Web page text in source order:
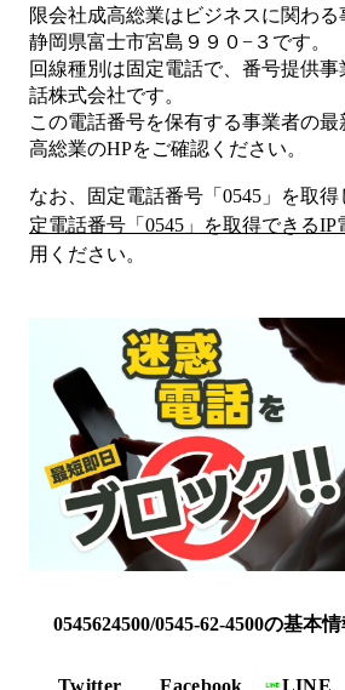
限会社成高総業は ビジネスに関わる
静岡県富士市宮島９９０−３ です。
回線種別は固定電話で、番号提供事
話株式会社です。
この電話番号を保有する事業者の最
高総業のHPをご確認ください。
なお、固定電話番号「 0545 」を取得
定電話番号「 0545 」を取得できるIP
用ください。
0545624500/0545-62-4500の基本情